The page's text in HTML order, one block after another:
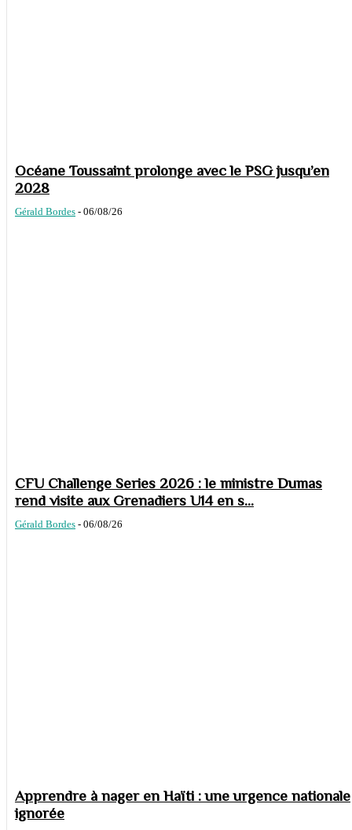
Océane Toussaint prolonge avec le PSG jusqu’en
2028
Gérald Bordes - 06/08/26
CFU Challenge Series 2026 : le ministre Dumas
rend visite aux Grenadiers U14 en s...
Gérald Bordes - 06/08/26
Apprendre à nager en Haïti : une urgence nationale
ignorée